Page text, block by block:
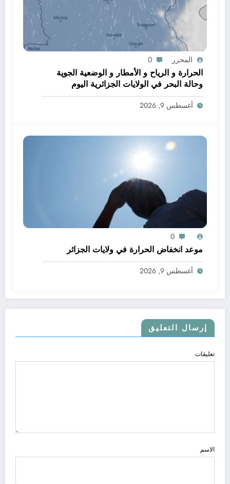
المحرر 0
الحرارة و الرياح و الأمطار و الوضعية الجوية
وحالة البحر في الولايات الجزائرية اليوم
أغسطس 9, 2026
0
موعد انخفاض الحرارة في ولايات الجزائر
أغسطس 9, 2026
إرسال التعليق
تعليقات
الاسم